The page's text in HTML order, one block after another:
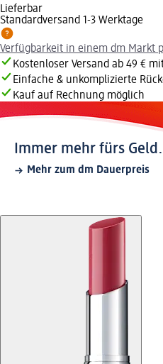
Lieferbar
Standardversand 1-3 Werktage
Verfügbarkeit in einem dm Markt
Kostenloser Versand ab 49 €
Einfache & unkomplizierte
Kauf auf Rechnung möglich
Immer mehr fürs Geld.
Mehr zum dm Dauerpreis